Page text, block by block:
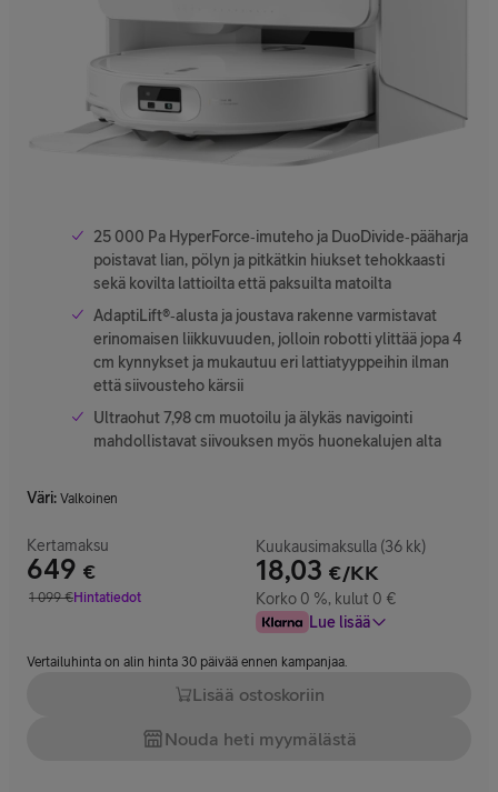
25 000 Pa HyperForce‑imuteho ja DuoDivide‑pääharja
poistavat lian, pölyn ja pitkätkin hiukset tehokkaasti
sekä kovilta lattioilta että paksuilta matoilta
AdaptiLift®‑alusta ja joustava rakenne varmistavat
erinomaisen liikkuvuuden, jolloin robotti ylittää jopa 4
cm kynnykset ja mukautuu eri lattiatyyppeihin ilman
että siivousteho kärsii
Ultraohut 7,98 cm muotoilu ja älykäs navigointi
mahdollistavat siivouksen myös huonekalujen alta
Väri: Valkoinen
Kertamaksu
649 €
Hinta 649 €
1 099€
Vertailuhinta 1 099 €
Hintatiedot
Kuukausimaksulla (36 kk)
18,03 €/KK
Korko 0 %, kulut 0 €
Lue lisää
Vertailuhinta on alin hinta 30 päivää ennen kampanjaa.
Lisää ostoskoriin
Nouda heti myymälästä